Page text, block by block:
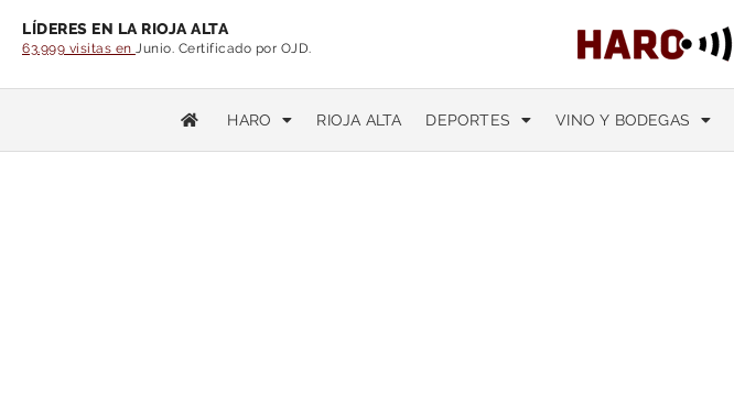
LÍDERES EN LA RIOJA ALTA
63.999 visitas en Junio. Certificado por OJD.
HARO RIOJA ALTA DEPORTES VINO Y BODEGAS